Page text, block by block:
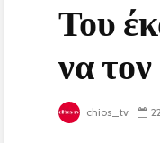
Του
να
chios_tv